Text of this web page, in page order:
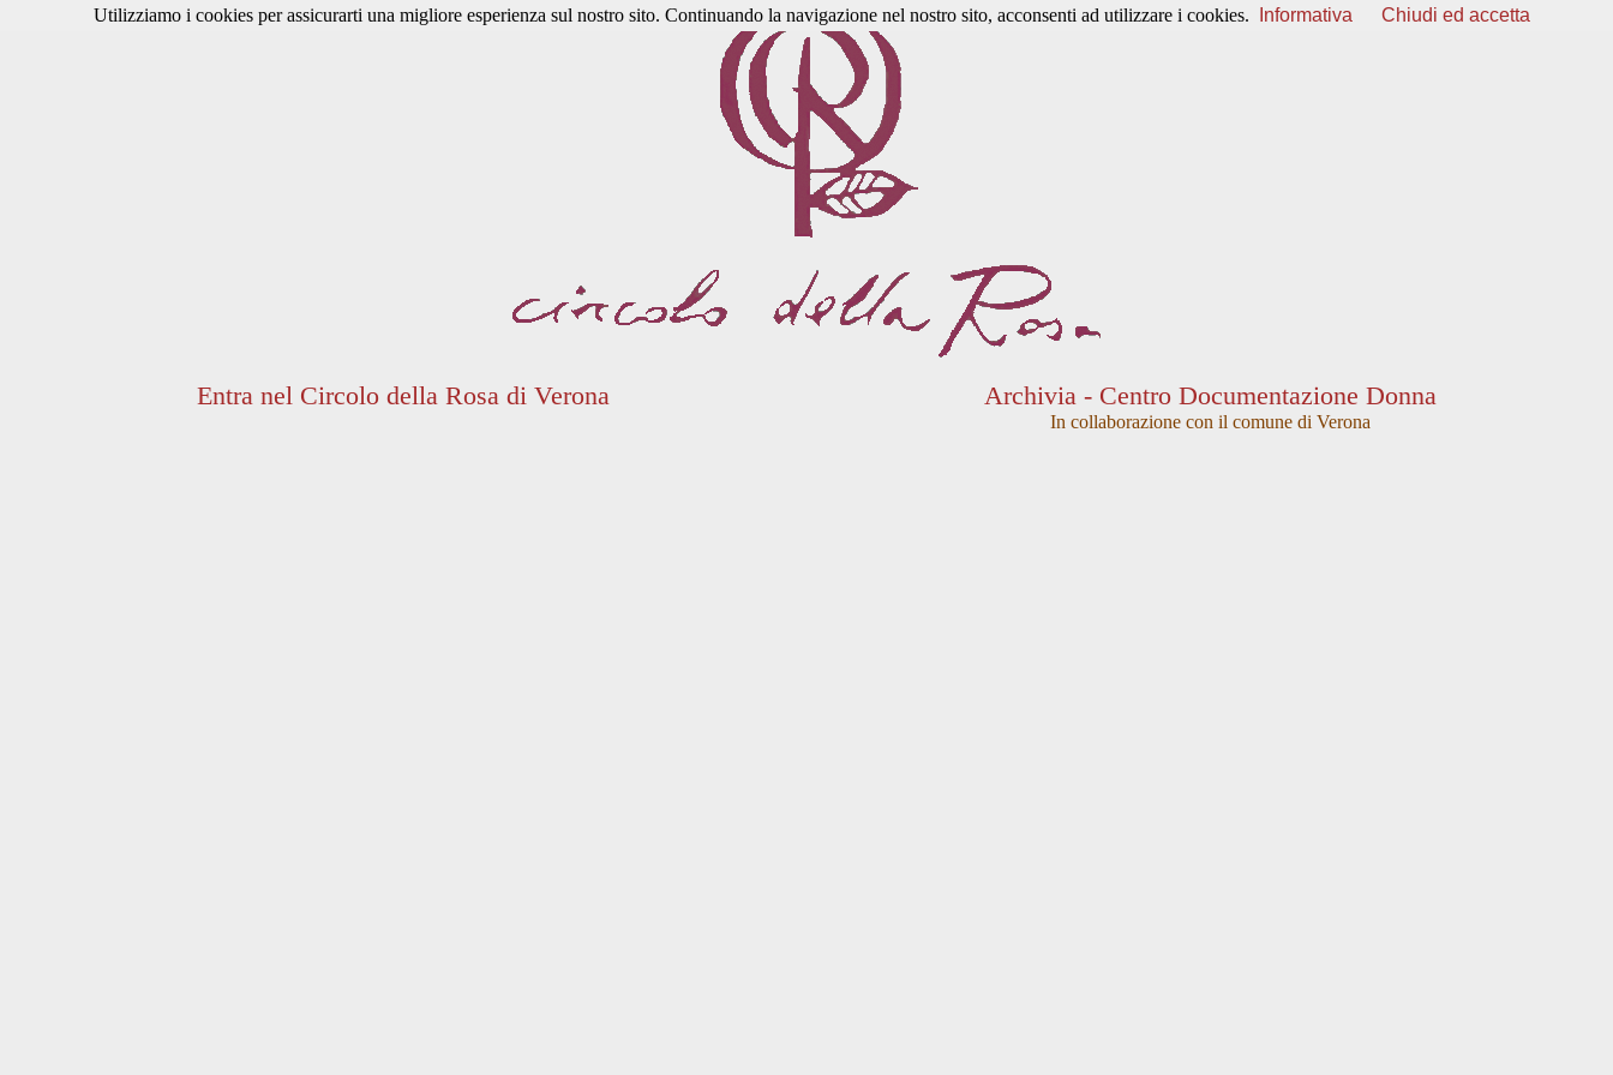
Entra nel Circolo della Rosa di Verona Archivia - Centro Documentazione Donna
In collaborazione con il comune di Verona
Utilizziamo i cookies per assicurarti una migliore esperienza sul nostro sito. Continuando la navigazione nel nostro sito, acconsenti ad utilizzare i cookies. Informativa Chiudi ed accetta